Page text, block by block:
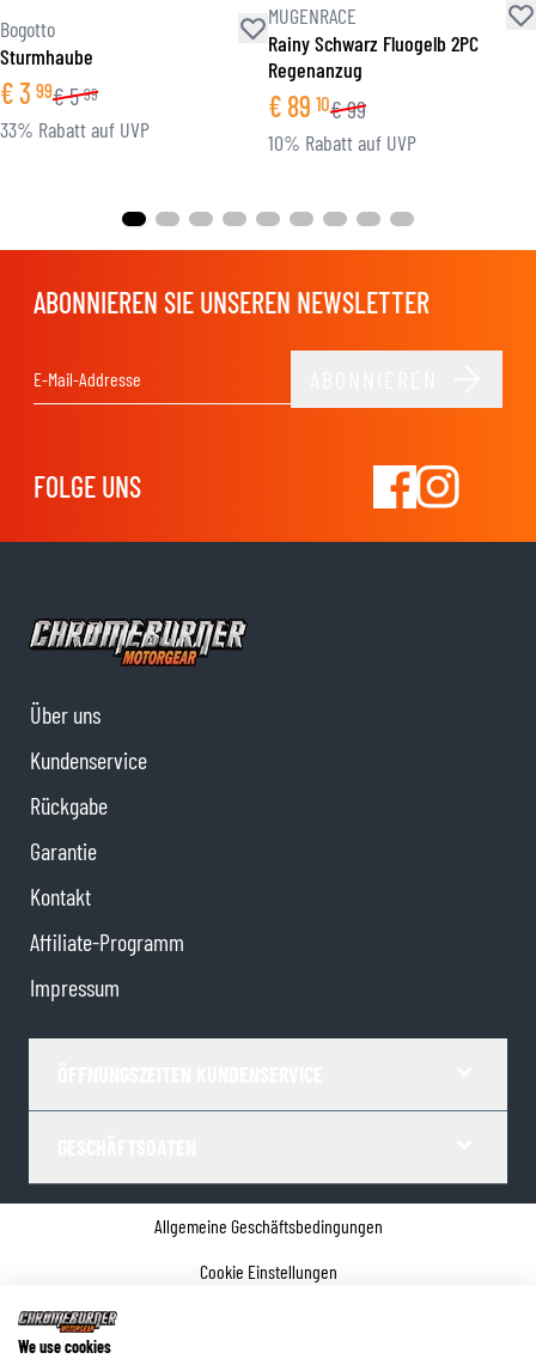
Bogotto
Sturmhaube
€3 99€5 99
33% Rabatt auf UVP
MUGENRACE
Rainy Schwarz Fluogelb 2PC
Regenanzug
€ 89 10€99
10% Rabatt auf UVP
ABONNIEREN SIE UNSEREN NEWSLETTER
FOLGE UNS
Über uns
Kundenservice
Rückgabe
Garantie
Kontakt
Affiliate-Programm
Impressum
Allgemeine Geschäftsbedingungen
Cookie Einstellungen
We use cookies